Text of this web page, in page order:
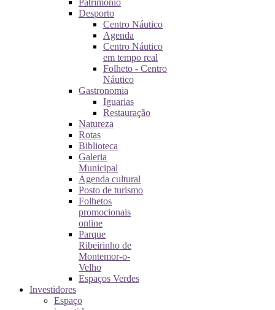
Património
Desporto
Centro Náutico
Agenda
Centro Náutico
em tempo real
Folheto - Centro
Náutico
Gastronomia
Iguarias
Restauração
Natureza
Rotas
Biblioteca
Galeria
Municipal
Agenda cultural
Posto de turismo
Folhetos
promocionais
online
Parque
Ribeirinho de
Montemor-o-
Velho
Espaços Verdes
Investidores
Espaço